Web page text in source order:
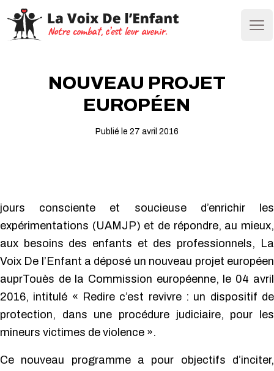
NOUVEAU PROJET
EUROPÉEN
Publié le 27 avril 2016
jours consciente et soucieuse d’enrichir les
expérimentations (UAMJP) et de répondre, au mieux,
aux besoins des enfants et des professionnels, La
Voix De l’Enfant a déposé un nouveau projet européen
auprTouès de la Commission européenne, le 04 avril
2016, intitulé « Redire c’est revivre : un dispositif de
protection, dans une procédure judiciaire, pour les
mineurs victimes de violence ».
Ce nouveau programme a pour objectifs d’inciter,